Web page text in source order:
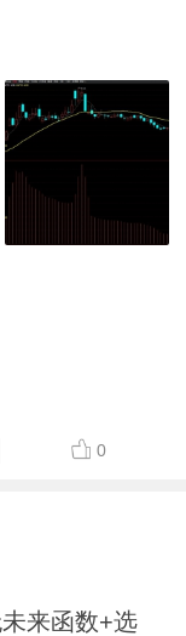
0
来函数+选